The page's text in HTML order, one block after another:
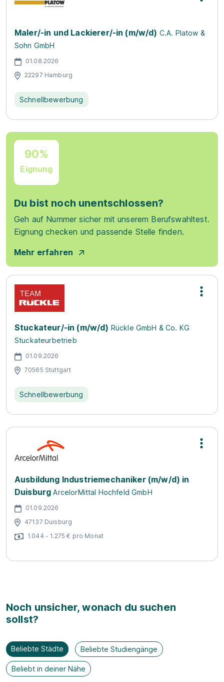
Maler/-in und Lackierer/-in (m/w/d) C.A. Platow &
Sohn GmbH
01.08.2026
22297 Hamburg
Schnellbewerbung
90%
Eignung
Du bist noch unentschlossen?
Geh auf Nummer sicher mit unserem Berufswahltest.
Eignung checken und passende Stelle finden.
Mehr erfahren
Stuckateur/-in (m/w/d) Rückle GmbH & Co. KG
Stuckateurbetrieb
01.09.2026
70565 Stuttgart
Schnellbewerbung
Ausbildung Industriemechaniker (m/w/d) in
Duisburg ArcelorMittal Hochfeld GmbH
01.09.2026
47137 Duisburg
1.044 - 1.275 € pro Monat
Noch unsicher, wonach du suchen
sollst?
Beliebte Städte Beliebte Studiengänge
Beliebt in deiner Nähe